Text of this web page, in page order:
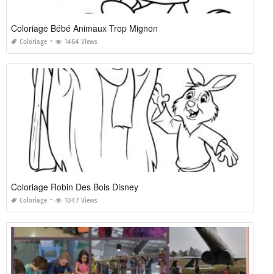
Coloriage Bébé Animaux Trop Mignon
Coloriage 1464 Views
Coloriage Robin Des Bois Disney
Coloriage 1047 Views